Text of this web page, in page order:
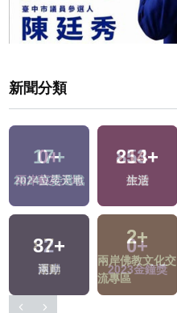
新聞分類
17+
2024立委選戰
853+
生活
32+
兩岸
2+
兩岸佛教文化交
流專區